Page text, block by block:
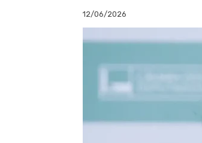
12/06/2026